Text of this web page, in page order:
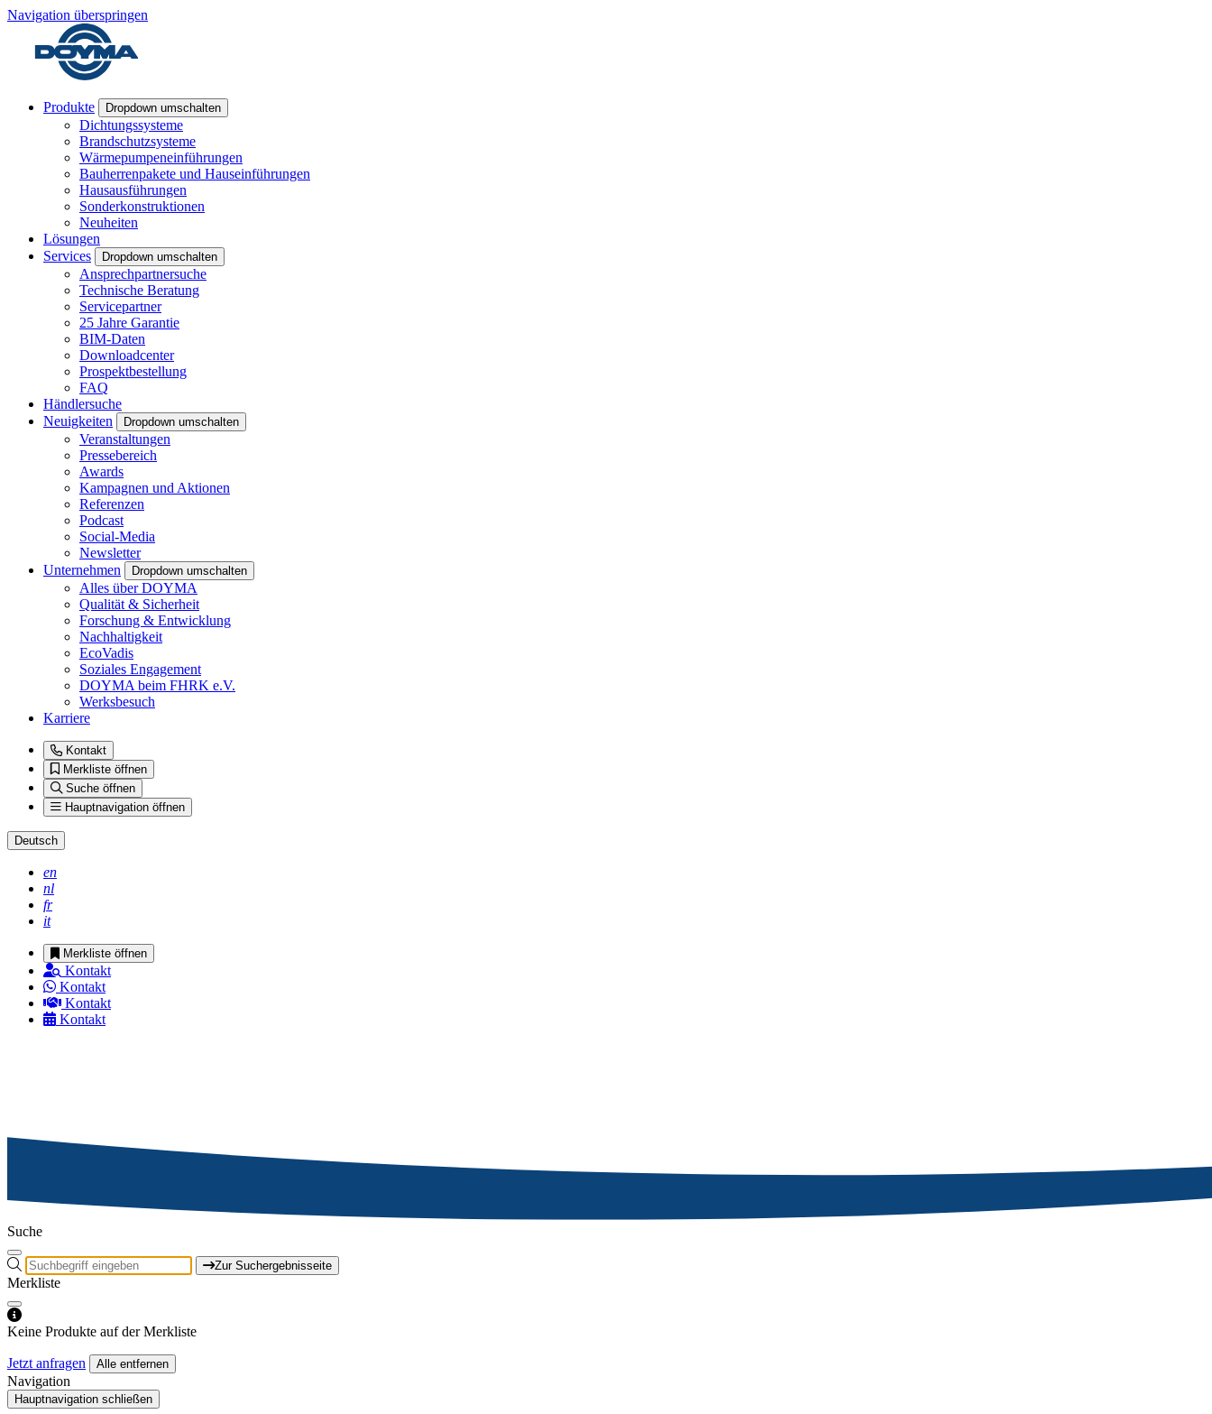
Navigation überspringen
Produkte Dropdown umschalten
Dichtungssysteme
Brandschutzsysteme
Wärmepumpeneinführungen
Bauherrenpakete und Hauseinführungen
Hausausführungen
Sonderkonstruktionen
Neuheiten
Lösungen
Services
Dropdown umschalten
Ansprechpartnersuche
Technische Beratung
Servicepartner
25 Jahre Garantie
BIM-Daten
Downloadcenter
Prospektbestellung
FAQ
Händlersuche
Neuigkeiten
Dropdown umschalten
Veranstaltungen
Pressebereich
Awards
Kampagnen und Aktionen
Referenzen
Podcast
Social-Media
Newsletter
Unternehmen
Dropdown umschalten
Alles über DOYMA
Qualität & Sicherheit
Forschung & Entwicklung
Nachhaltigkeit
EcoVadis
Soziales Engagement
DOYMA beim FHRK e.V.
Werksbesuch
Karriere
Kontakt
Merkliste öffnen
Suche öffnen
Hauptnavigation öffnen
Deutsch
en
nl
fr
it
Merkliste öffnen
Kontakt
Kontakt
Kontakt
Kontakt
Suche
Zur Suchergebnisseite
Merkliste
Keine Produkte auf der Merkliste
Jetzt anfragen Alle entfernen
Navigation
Hauptnavigation schließen